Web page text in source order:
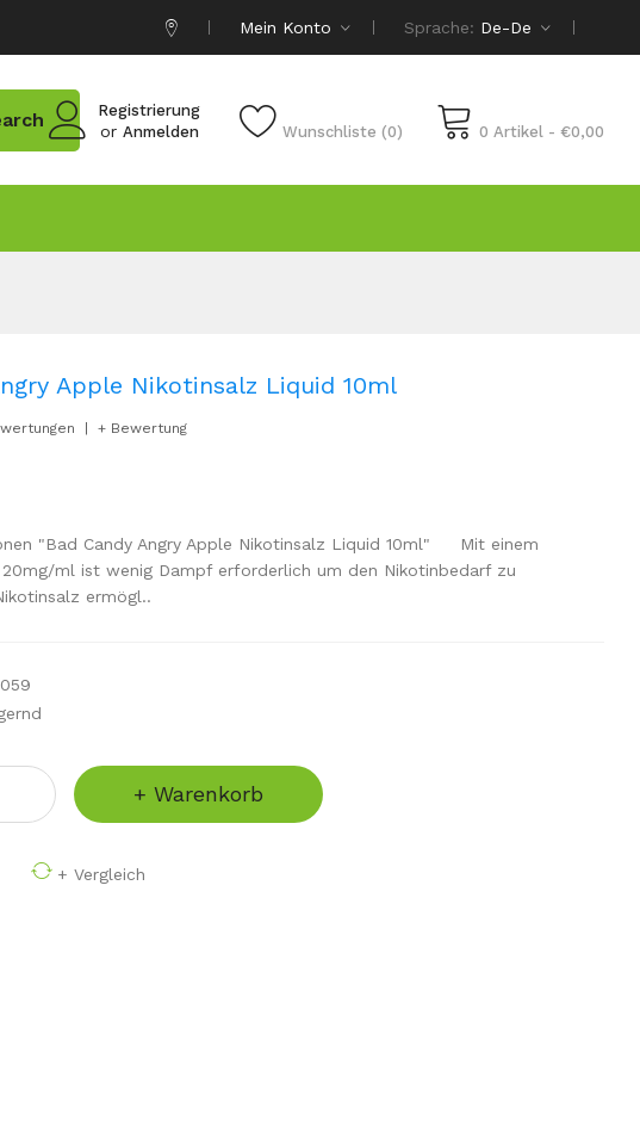
Mein Konto Sprache: De-De
Registrierung
or Anmelden Wunschliste (0) 0 Artikel - €0,00
Apple Nikotinsalz Liquid 10ml
+ Bewertung
"Bad Candy Angry Apple Nikotinsalz Liquid 10ml" Mit einem
ml ist wenig Dampf erforderlich um den Nikotinbedarf zu
ermögl..
+ Warenkorb
+ Vergleich